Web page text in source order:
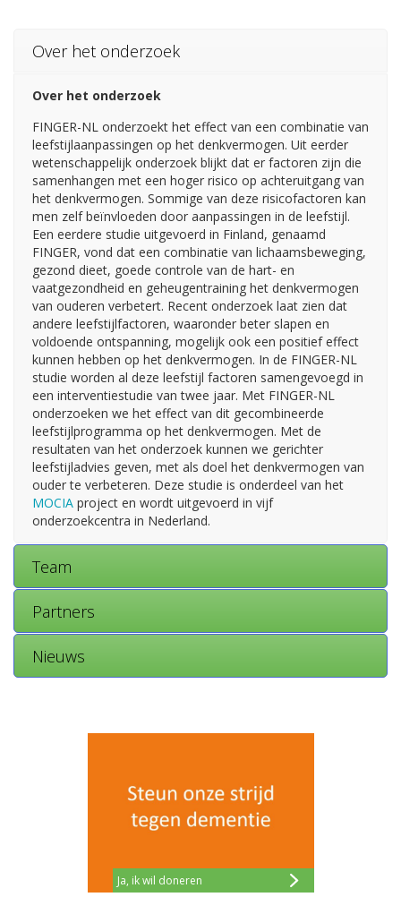
Over het onderzoek
Over het onderzoek
FINGER-NL onderzoekt het effect van een combinatie van
leefstijlaanpassingen op het denkvermogen. Uit eerder
wetenschappelijk onderzoek blijkt dat er factoren zijn die
samenhangen met een hoger risico op achteruitgang van
het denkvermogen. Sommige van deze risicofactoren kan
men zelf beïnvloeden door aanpassingen in de leefstijl.
Een eerdere studie uitgevoerd in Finland, genaamd
FINGER, vond dat een combinatie van lichaamsbeweging,
gezond dieet, goede controle van de hart- en
vaatgezondheid en geheugentraining het denkvermogen
van ouderen verbetert. Recent onderzoek laat zien dat
andere leefstijlfactoren, waaronder beter slapen en
voldoende ontspanning, mogelijk ook een positief effect
kunnen hebben op het denkvermogen. In de FINGER-NL
studie worden al deze leefstijl factoren samengevoegd in
een interventiestudie van twee jaar. Met FINGER-NL
onderzoeken we het effect van dit gecombineerde
leefstijlprogramma op het denkvermogen. Met de
resultaten van het onderzoek kunnen we gerichter
leefstijladvies geven, met als doel het denkvermogen van
ouder te verbeteren. Deze studie is onderdeel van het
MOCIA project en wordt uitgevoerd in vijf
onderzoekcentra in Nederland.
Team
Partners
Nieuws
Ja, ik wil doneren